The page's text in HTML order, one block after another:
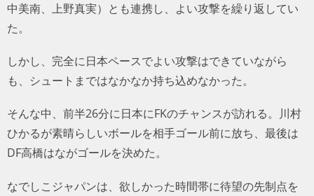
中美南、上野真実）とも連携し、よい攻撃を繰り返してい
た。
しかし、完全に日本ペースでよい攻撃はできていながら
も、シュートまではなかなか持ち込めなかった。
そんな中、前半26分に日本にFKのチャンスが訪れる。川村
ひかるが素晴らしいボールを相手ゴール前に放ち、最後は
DF高橋はながゴールを決めた。
なでしこジャパンは、欲しかった時間帯に待望の先制点を